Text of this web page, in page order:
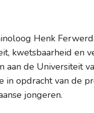
Henk
kwetsbaarheid en
aan de Universiteit
opdracht van de
jongeren.